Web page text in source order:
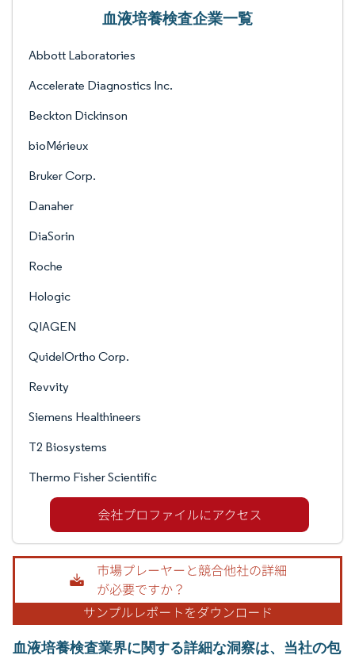
血液培養検査企業一覧
Abbott Laboratories
Accelerate Diagnostics Inc.
Beckton Dickinson
bioMérieux
Bruker Corp.
Danaher
DiaSorin
Roche
Hologic
QIAGEN
QuidelOrtho Corp.
Revvity
Siemens Healthineers
T2 Biosystems
Thermo Fisher Scientific
血液培養検査業界に関する詳細な洞察は、当社の包